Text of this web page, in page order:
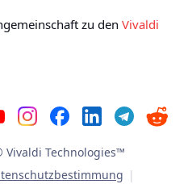
zu den Vivaldi
Technologies™
|